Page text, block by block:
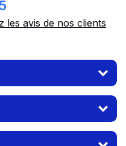
les avis de nos clients